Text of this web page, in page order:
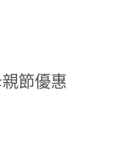
節優惠